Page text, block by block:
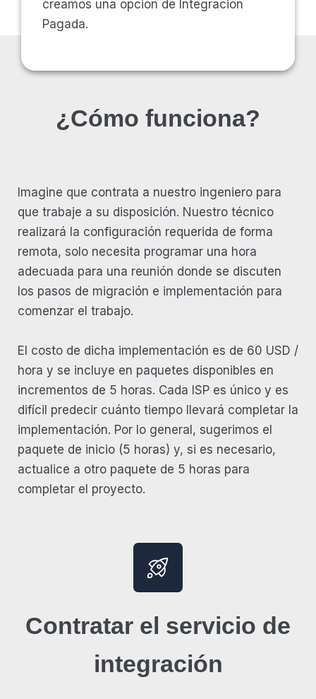
creamos una opción de Integración
Pagada.
¿Cómo funciona?
Imagine que contrata a nuestro ingeniero para
que trabaje a su disposición. Nuestro técnico
realizará la configuración requerida de forma
remota, solo necesita programar una hora
adecuada para una reunión donde se discuten
los pasos de migración e implementación para
comenzar el trabajo.
El costo de dicha implementación es de 60 USD /
hora y se incluye en paquetes disponibles en
incrementos de 5 horas. Cada ISP es único y es
difícil predecir cuánto tiempo llevará completar la
implementación. Por lo general, sugerimos el
paquete de inicio (5 horas) y, si es necesario,
actualice a otro paquete de 5 horas para
completar el proyecto.
Contratar el servicio de
integración